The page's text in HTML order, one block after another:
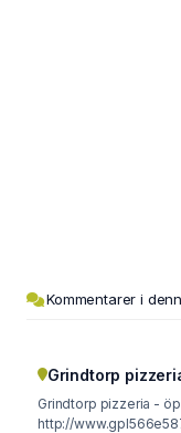
Kommentarer i
Grindtorp
Grindtorp pizzeria -
http://